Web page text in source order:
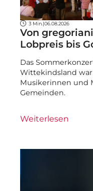
3 Min. |06.08.2026
Von
Lobpreis bis
Das
Wittekindsland
Musikerinnen und
Gemeinden.
Weiterlesen